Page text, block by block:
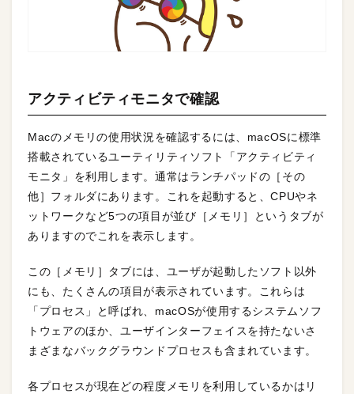
アクティビティモニタで確認
Macのメモリの使用状況を確認するには、macOSに標準
搭載されているユーティリティソフト「アクティビティ
モニタ」を利用します。通常はランチパッドの［その
他］フォルダにあります。これを起動すると、CPUやネ
ットワークなど5つの項目が並び［メモリ］というタブが
ありますのでこれを表示します。
この［メモリ］タブには、ユーザが起動したソフト以外
にも、たくさんの項目が表示されています。これらは
「プロセス」と呼ばれ、macOSが使用するシステムソフ
トウェアのほか、ユーザインターフェイスを持たないさ
まざまなバックグラウンドプロセスも含まれています。
各プロセスが現在どの程度メモリを利用しているかはリ